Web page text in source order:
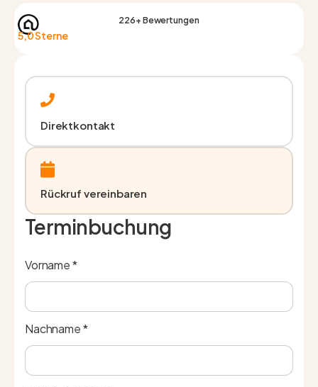
226+ Bewertungen
5,0 Sterne
Direktkontakt
Rückruf vereinbaren
Terminbuchung
Vorname *
Nachname *